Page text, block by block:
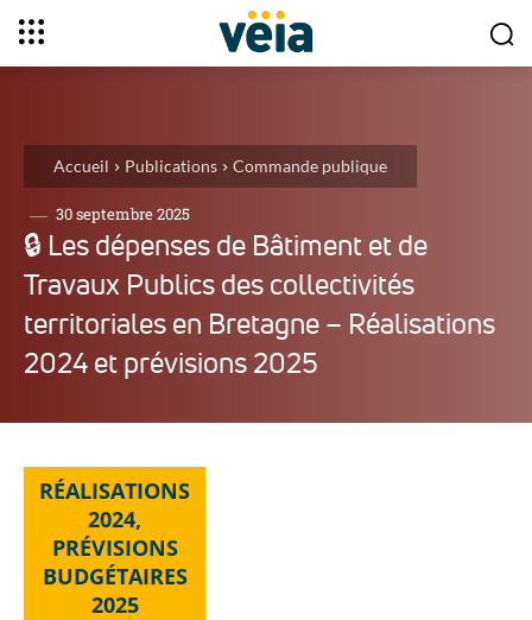
Accueil Publications Commande publique
30 septembre 2025
🔒︎ Les dépenses de Bâtiment et de
Travaux Publics des collectivités
territoriales en Bretagne – Réalisations
2024 et prévisions 2025
RÉALISATIONS
2024,
PRÉVISIONS
BUDGÉTAIRES
2025